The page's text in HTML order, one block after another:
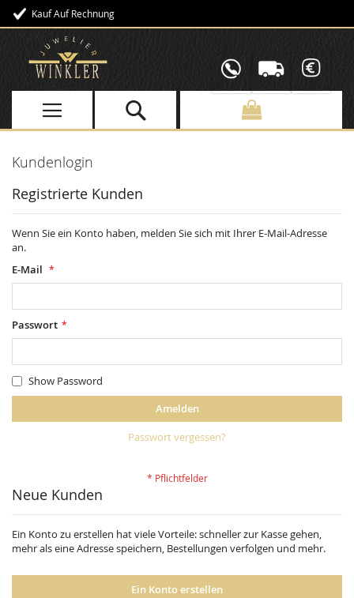
Kauf Auf Rechnung
Direkt
Inhalt
Kundenlogin
Registrierte Kunden
Wenn Sie ein Konto haben, melden Sie sich mit Ihrer E-Mail-Adresse
an.
E-Mail
Passwort
Show Password
Amelden
Passwort vergessen?
Neue Kunden
Ein Konto zu erstellen hat viele Vorteile: schneller zur Kasse gehen,
mehr als eine Adresse speichern, Bestellungen verfolgen und mehr.
Ein Konto erstellen